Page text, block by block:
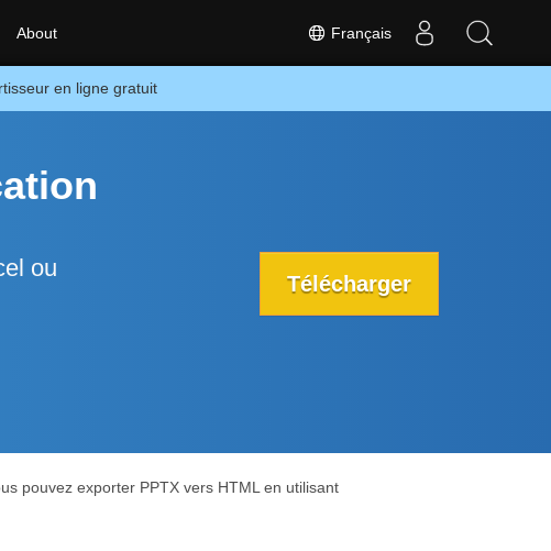
Français
About
en ligne gratuit
ou
Télécharger
pouvez exporter PPTX vers HTML en utilisant